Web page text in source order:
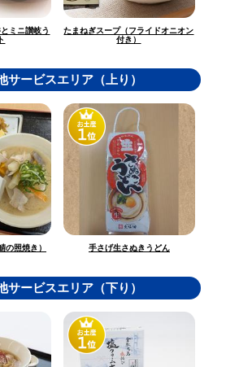
ミニ讃岐う たまねぎスープ（フライドオニオン
付き）
サービスエリア（上り）
の照焼き） 手さげ生さぬきうどん
サービスエリア（下り）